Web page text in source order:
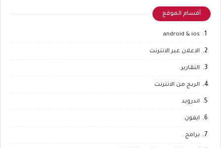
أقسام الموقع
android & ios
الاعلان عبر الانترنت
التقارير
الربح من الانترنت
اندرويد
ايفون
برامج .